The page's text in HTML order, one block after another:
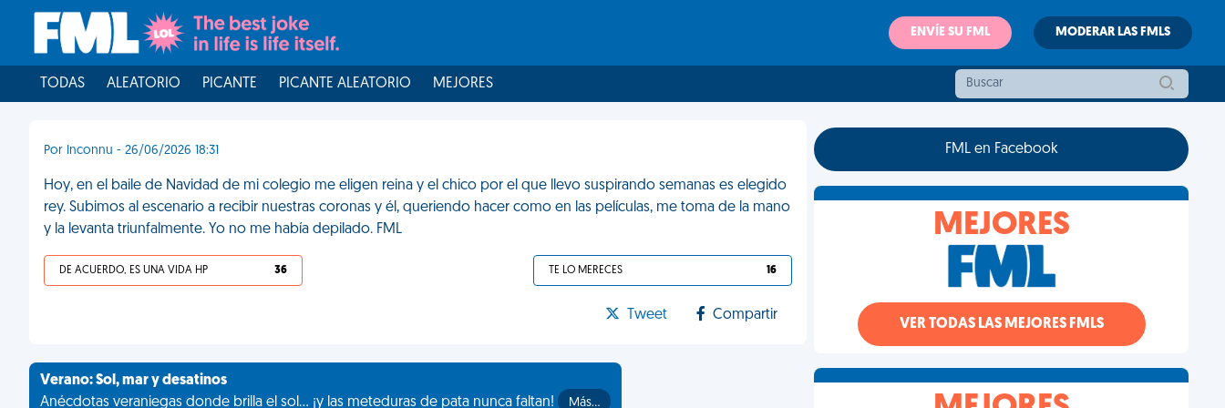
ENVÍE SU FML MODERAR LAS FMLS
TODAS ALEATORIO PICANTE PICANTE ALEATORIO MEJORES
Por Inconnu - 26/06/2026 18:31
Hoy, en el baile de Navidad de mi colegio me eligen reina y el chico por el que llevo suspirando semanas es elegido
rey. Subimos al escenario a recibir nuestras coronas y él, queriendo hacer como en las películas, me toma de la mano
y la levanta triunfalmente. Yo no me había depilado. FML
DE ACUERDO, ES UNA VIDA HP 36 TE LO MERECES 16
Tweet Compartir
Verano: Sol, mar y desatinos
Anécdotas veraniegas donde brilla el sol... ¡y las meteduras de pata nunca faltan!
Más…
FML en Facebook
MEJORES
VER TODAS LAS MEJORES FMLS